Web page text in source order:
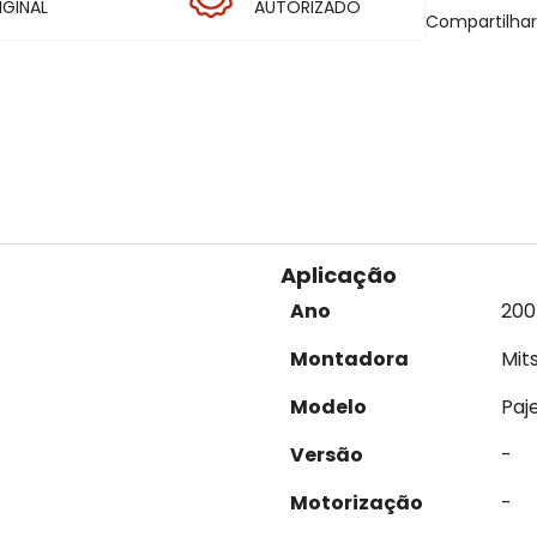
AUTORIZADO
Compartilhar
Aplicação
Ano
Montadora
Modelo
Versão
-
Motorização
-